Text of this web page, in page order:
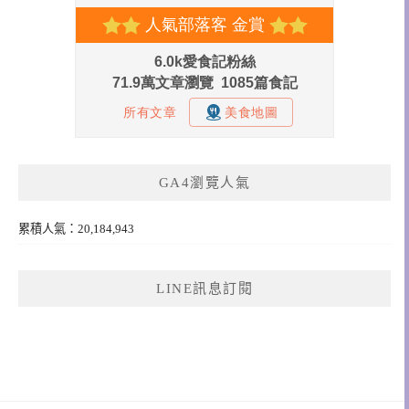
GA4瀏覽人氣
累積人氣：20,184,943
LINE訊息訂閱